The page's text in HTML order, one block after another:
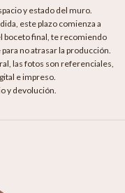
y estado del muro.
este plazo comienza a
boceto final, te recomiendo
no atrasar la producción.
las fotos son referenciales,
e impreso.
y devolución.